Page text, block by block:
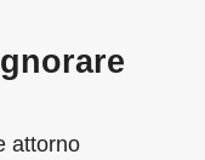
attorno